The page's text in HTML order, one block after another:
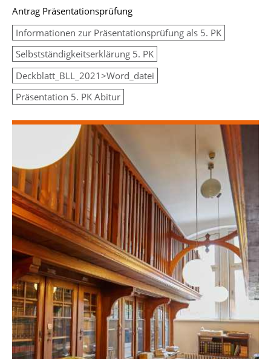
Antrag Präsentationsprüfung
Informationen zur Präsentationsprüfung als 5. PK
Selbstständigkeitserklärung 5. PK
Deckblatt_BLL_2021>Word_datei
Präsentation 5. PK Abitur